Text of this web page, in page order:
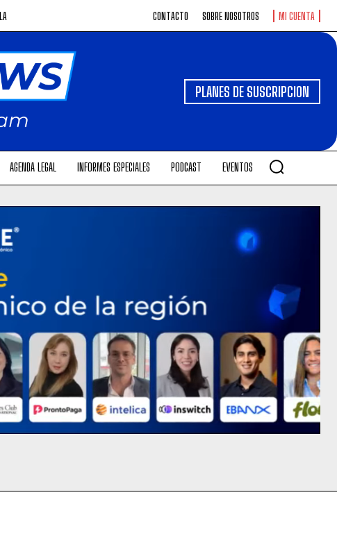
CONTACTO SOBRE NOSOTROS MI CUENTA
PLANES DE SUSCRIPCION
AGENDA LEGAL INFORMES ESPECIALES PODCAST EVENTOS